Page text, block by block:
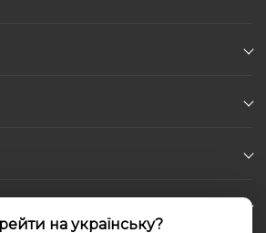
на українську?